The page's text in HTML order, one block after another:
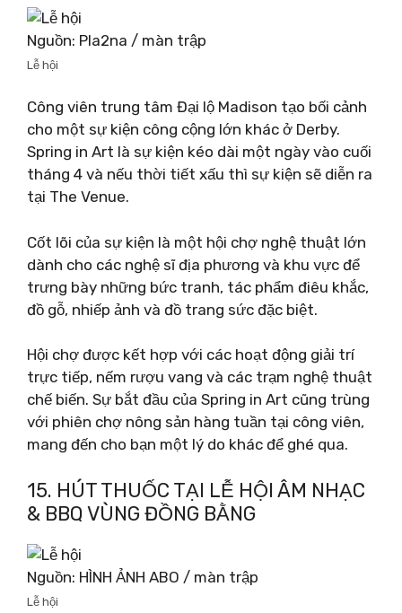
Nguồn: Pla2na / màn trập
Lễ hội
Công viên trung tâm Đại lộ Madison tạo bối cảnh
cho một sự kiện công cộng lớn khác ở Derby.
Spring in Art là sự kiện kéo dài một ngày vào cuối
tháng 4 và nếu thời tiết xấu thì sự kiện sẽ diễn ra
tại The Venue.
Cốt lõi của sự kiện là một hội chợ nghệ thuật lớn
dành cho các nghệ sĩ địa phương và khu vực để
trưng bày những bức tranh, tác phẩm điêu khắc,
đồ gỗ, nhiếp ảnh và đồ trang sức đặc biệt.
Hội chợ được kết hợp với các hoạt động giải trí
trực tiếp, nếm rượu vang và các trạm nghệ thuật
chế biến. Sự bắt đầu của Spring in Art cũng trùng
với phiên chợ nông sản hàng tuần tại công viên,
mang đến cho bạn một lý do khác để ghé qua.
15. HÚT THUỐC TẠI LỄ HỘI ÂM NHẠC
& BBQ VÙNG ĐỒNG BẰNG
Nguồn: HÌNH ẢNH ABO / màn trập
Lễ hội